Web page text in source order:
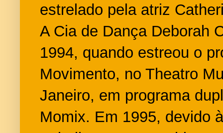
estrelado pela atriz
A Cia de Dança Deborah
1994, quando estreou o
Movimento, no Theatro
Janeiro, em programa
Momix. Em 1995, devido